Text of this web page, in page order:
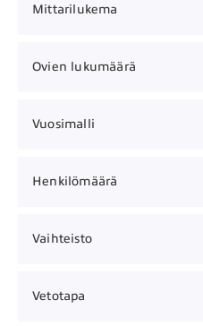
Mittarilukema
Ovien lukumäärä
Vuosimalli
Henkilömäärä
Vaihteisto
Vetotapa